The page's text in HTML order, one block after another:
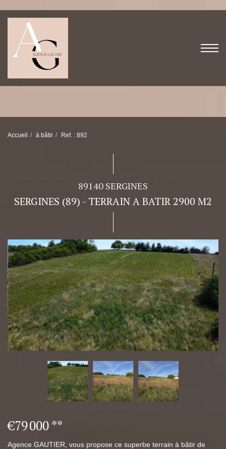
Accueil à bâtir Ref. : 892
89140 SERGINES
SERGINES (89) - TERRAIN A BATIR 2900 M2
€79 000**
Agence GAUTIER, vous propose ce superbe terrain à bâtir de